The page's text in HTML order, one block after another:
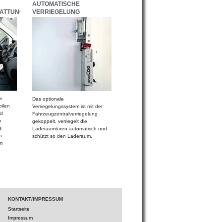
AUTOMATISCHE
VERRIEGELUNG
Das optionale
Verriegelungssystem ist mit der
Fahrzeugzentralverriegelung
gekoppelt, verriegelt die
Laderaumtüren automatisch und
schützt so den Laderaum.
KONTAKT/IMPRESSUM
Startseite
Impressum